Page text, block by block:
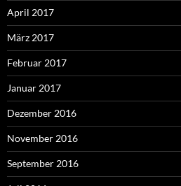
April 2017
März 2017
Februar 2017
Januar 2017
Dezember 2016
November 2016
September 2016